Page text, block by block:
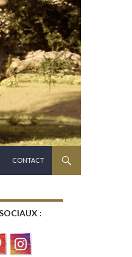
CONTACT
: